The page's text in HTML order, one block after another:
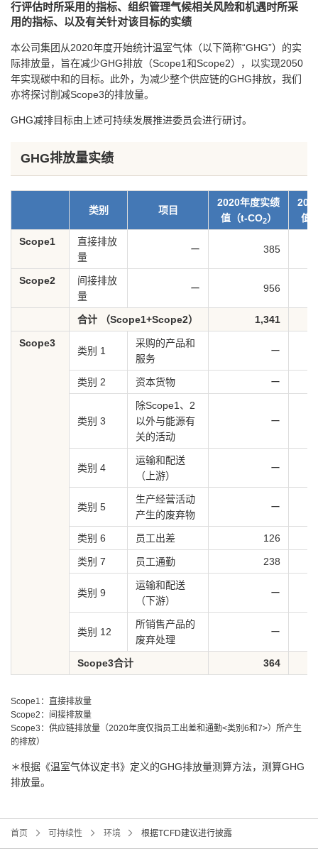
行评估时所采用的指标、组织管理气候相关风险和机遇时所采
用的指标、以及有关针对该目标的实绩
本公司集团从2020年度开始统计温室气体（以下简称“GHG”）的实
际排放量，旨在减少GHG排放（Scope1和Scope2），以实现2050
年实现碳中和的目标。此外，为减少整个供应链的GHG排放，我们
亦将探讨削减Scope3的排放量。
GHG减排目标由上述可持续发展推进委员会进行研讨。
GHG排放量实绩
类别 项目
2020年度实绩
值（t-CO2）
值
Scope1
直接排放
量
ー 385
Scope2
间接排放
量
ー 956
合计 （Scope1+Scope2） 1,341
Scope3
类别 1
采购的产品和
服务
ー
类别 2 资本货物 ー
类别 3
除Scope1、2
以外与能源有
关的活动
ー
类别 4
运输和配送
（上游）
ー
类别 5
生产经营活动
产生的废弃物
ー
类别 6 员工出差 126
类别 7 员工通勤 238
类别 9
运输和配送
（下游）
ー
类别 12
所销售产品的
废弃处理
ー
Scope3合计 364
Scope1：直接排放量
Scope2：间接排放量
Scope3：供应链排放量（2020年度仅指员工出差和通勤<类别6和7>）所产生
的排放）
＊根据《温室气体议定书》定义的GHG排放量测算方法，测算GHG
排放量。
首页 可持续性 环境 根据TCFD建议进行披露